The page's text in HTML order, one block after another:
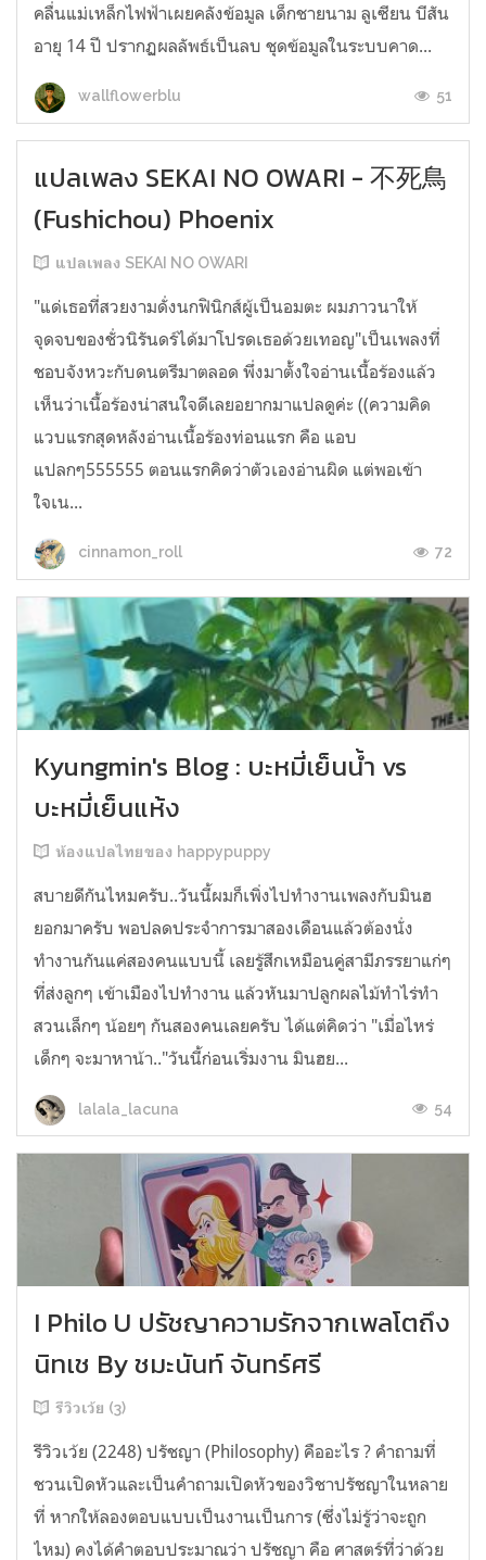
คลื่นแม่เหล็กไฟฟ้าเผยคลังข้อมูล เด็กชายนาม ลูเซียน บีสัน
อายุ 14 ปี ปรากฏผลลัพธ์เป็นลบ ชุดข้อมูลในระบบคาด...
wallflowerblu 51
แปลเพลง SEKAI NO OWARI - 不死鳥
(Fushichou) Phoenix
แปลเพลง SEKAI NO OWARI
"แด่เธอที่สวยงามดั่งนกฟินิกส์ผู้เป็นอมตะ ผมภาวนาให้
จุดจบของชั่วนิรันดร์ได้มาโปรดเธอด้วยเทอญ"เป็นเพลงที่
ชอบจังหวะกับดนตรีมาตลอด พึ่งมาตั้งใจอ่านเนื้อร้องแล้ว
เห็นว่าเนื้อร้องน่าสนใจดีเลยอยากมาแปลดูค่ะ ((ความคิด
แวบแรกสุดหลังอ่านเนื้อร้องท่อนแรก คือ แอบ
แปลกๆ555555 ตอนแรกคิดว่าตัวเองอ่านผิด แต่พอเข้า
ใจเน...
cinnamon_roll 72
Kyungmin's Blog : บะหมี่เย็นน้ำ vs
บะหมี่เย็นแห้ง
ห้องแปลไทยของ happypuppy
สบายดีกันไหมครับ..วันนี้ผมก็เพิ่งไปทำงานเพลงกับมินฮ
ยอกมาครับ พอปลดประจำการมาสองเดือนแล้วต้องนั่ง
ทำงานกันแค่สองคนแบบนี้ เลยรู้สึกเหมือนคู่สามีภรรยาแก่ๆ
ที่ส่งลูกๆ เข้าเมืองไปทำงาน แล้วหันมาปลูกผลไม้ทำไร่ทำ
สวนเล็กๆ น้อยๆ กันสองคนเลยครับ ได้แต่คิดว่า "เมื่อไหร่
เด็กๆ จะมาหาน้า.."วันนี้ก่อนเริ่มงาน มินฮย...
lalala_lacuna 54
I Philo U ปรัชญาความรักจากเพลโตถึง
นิทเช By ชมะนันท์ จันทร์ศรี
รีวิวเว้ย (3)
รีวิวเว้ย (2248) ปรัชญา (Philosophy) คืออะไร ? คำถามที่
ชวนเปิดหัวและเป็นคำถามเปิดหัวของวิชาปรัชญาในหลาย
ที่ หากให้ลองตอบแบบเป็นงานเป็นการ (ซึ่งไม่รู้ว่าจะถูก
ไหม) คงได้คำตอบประมาณว่า ปรัชญา คือ ศาสตร์ที่ว่าด้วย